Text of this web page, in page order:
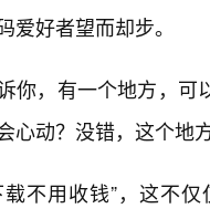
爱好者望而却步。
你，有一个地方，可
心动？没错，这个
载不用收钱”，这不